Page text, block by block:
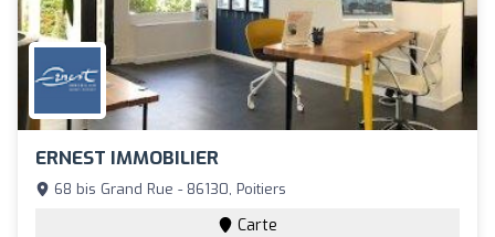
ERNEST IMMOBILIER
68 bis Grand Rue - 86130, Poitiers
Carte